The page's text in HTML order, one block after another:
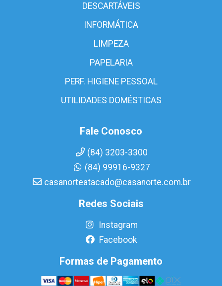
DESCARTÁVEIS
INFORMÁTICA
LIMPEZA
PAPELARIA
PERF. HIGIENE PESSOAL
UTILIDADES DOMÉSTICAS
Fale Conosco
(84) 3203-3300
(84) 99916-9327
casanorteatacado@casanorte.com.br
Redes Sociais
Instagram
Facebook
Formas de Pagamento